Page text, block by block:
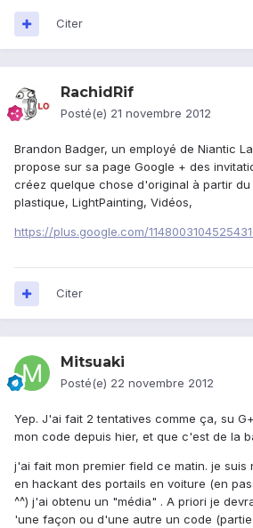
Citer
RachidRif
Posté(e) 21 novembre 2012
Brandon Badger, un employé de Niantic
propose sur sa page Google + des
créez quelque chose d'original à partir du
plastique, LightPainting, Vidéos,
https://plus.google.com/
Citer
Mitsuaki
Posté(e) 22 novembre 2012
Yep. J'ai fait 2 tentatives comme ça, su
mon code depuis hier, et que c'est de la
j'ai fait mon premier field ce matin. je suis
en hackant des portails en voiture (en
^^) j'ai obtenu un "média" . A priori je
'une façon ou d'une autre un code